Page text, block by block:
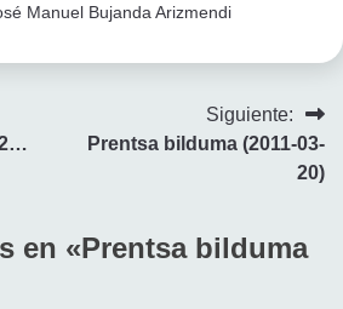
Manuel Bujanda Arizmendi
Siguiente:
Prentsa bilduma (2011-03-
20)
en «Prentsa bilduma